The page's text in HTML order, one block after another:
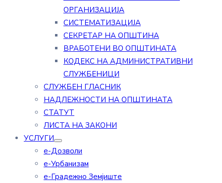
ОРГАНИЗАЦИЈА
СИСТЕМАТИЗАЦИЈА
СЕКРЕТАР НА ОПШТИНА
ВРАБОТЕНИ ВО ОПШТИНАТА
КОДЕКС НА АДМИНИСТРАТИВНИ
СЛУЖБЕНИЦИ
СЛУЖБЕН ГЛАСНИК
НАДЛЕЖНОСТИ НА ОПШТИНАТА
СТАТУТ
ЛИСТА НА ЗАКОНИ
УСЛУГИ
е-Дозволи
е-Урбанизам
е-Градежно Земјиште